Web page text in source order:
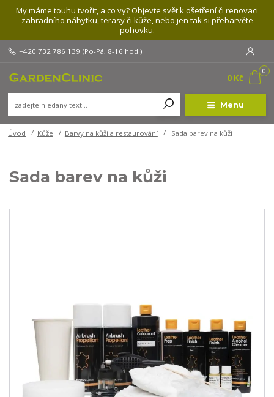
My máme touhu tvořit, a co vy? Objevte svět k ošetření či renovaci
zahradního nábytku, terasy či kůže, nebo jen tak si přebarvěte
pohovku.
Menu
+420 732 786 139 (Po-Pá, 8-16 hod.)
0
0 Kč
Úvod Kůže Barvy na kůži a restaurování Sada barev na kůži
Sada barev na kůži